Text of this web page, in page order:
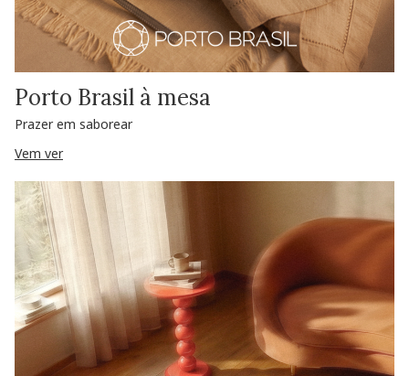
Porto Brasil à mesa
Prazer em saborear
Vem ver